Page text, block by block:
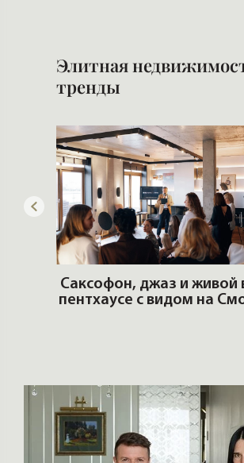
Элитная
тренды
Саксофон, джаз и живой
пентхаусе с видом на